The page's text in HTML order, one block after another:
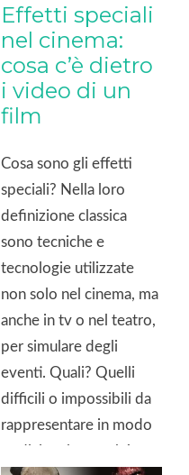
Effetti speciali
nel cinema:
cosa c’è dietro
i video di un
film
Cosa sono gli effetti
speciali? Nella loro
definizione classica
sono tecniche e
tecnologie utilizzate
non solo nel cinema, ma
anche in tv o nel teatro,
per simulare degli
eventi. Quali? Quelli
difficili o impossibili da
rappresentare in modo